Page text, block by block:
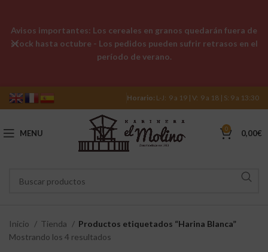
Horario: L-J: 9 a 19 | V: 9 a 18 | S: 9 a 13:30
MENU 0 0,00€
Inicio Tienda
Productos etiquetados “Harina Blanca”
Mostrando los 4 resultados
Avisos importantes: Los cereales en granos quedarán fuera de
stock hasta octubre - Los pedidos pueden sufrir retrasos en el
período de verano.